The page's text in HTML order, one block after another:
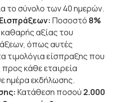
το σύνολο των 40 ημερών.
Ποσοστό 8%
αξίας του
όπως αυτές
τιμολόγια είσπραξης που
κάθε εταιρεία
ημέρα εκδήλωσης.
Κατάθεση ποσού 2.000